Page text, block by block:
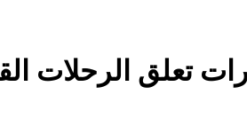
تعلق الرحلات